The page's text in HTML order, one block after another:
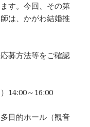
す。今回、その第
は、かがわ結婚推
募方法等をご確認
14:00～16:00
目的ホール（観音